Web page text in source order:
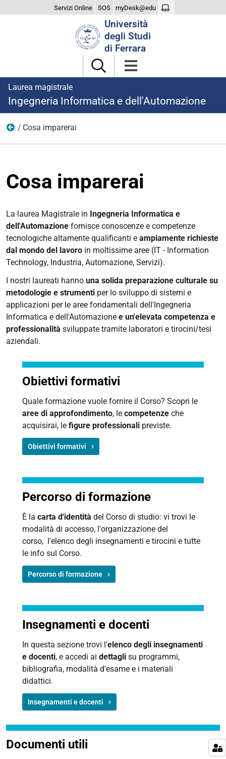
Servizi Online SOS myDesk@edu
Università
degli Studi
di Ferrara
Laurea magistrale
Ingegneria Informatica e dell'Automazione
Il Corso
Cosa imparerai
Cosa imparerai
La laurea Magistrale in Ingegneria Informatica e
dell'Automazione fornisce conoscenze e competenze
tecnologiche altamente qualificanti e ampiamente richieste
dal mondo del lavoro in moltissime aree (IT - Information
Technology, Industria, Automazione, Servizi).
I nostri laureati hanno una solida preparazione culturale su
metodologie e strumenti per lo sviluppo di sistemi e
applicazioni per le aree fondamentali dell'Ingegneria
Informatica e dell'Automazione e un'elevata competenza e
professionalità sviluppate tramite laboratori e tirocini/tesi
aziendali.
Obiettivi formativi
Quale formazione vuole fornire il Corso? Scopri le
aree di approfondimento, le competenze che
acquisirai, le figure professionali previste.
Obiettivi formativi
Percorso di formazione
È la carta d'identità del Corso di studio: vi trovi le
modalità di accesso, l'organizzazione del
corso, l'elenco degli insegnamenti e tirocini e tutte
le info sul Corso.
Percorso di formazione
Insegnamenti e docenti
In questa sezione trovi l'elenco degli insegnamenti
e docenti, e accedi ai dettagli su programmi,
bibliografia, modalità d'esame e i materiali
didattici.
Insegnamenti e docenti
Documenti utili